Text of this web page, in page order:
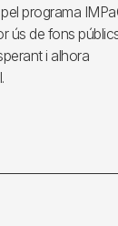
programa
ús de fons
i alhora